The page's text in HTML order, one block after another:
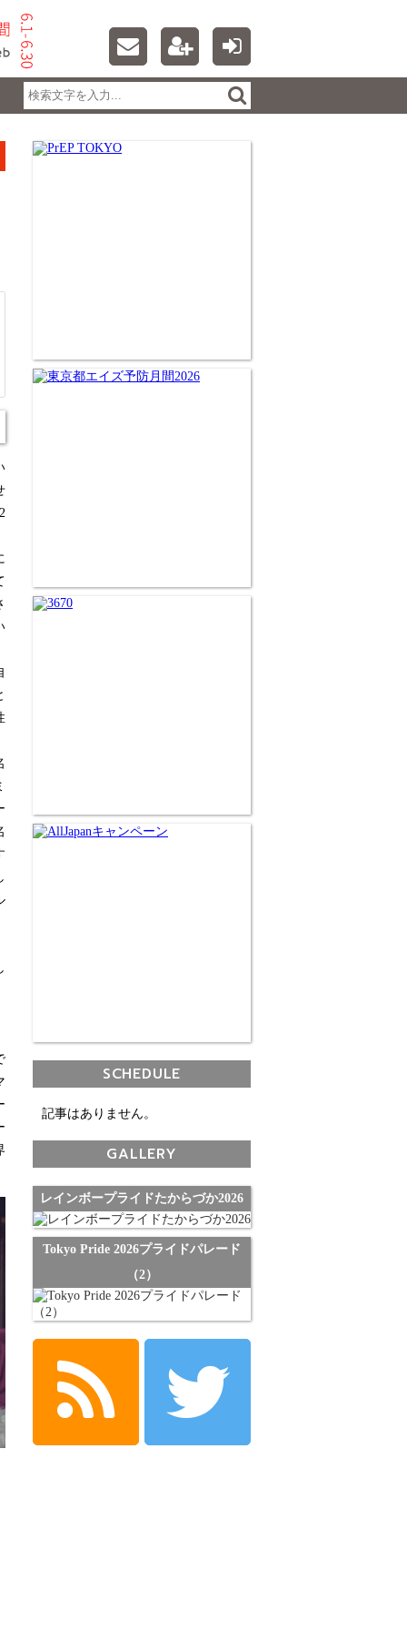
SCHEDULE
記事はありません。
GALLERY
レインボープライドたからづか2026
Tokyo Pride 2026プライドパレード
（2）